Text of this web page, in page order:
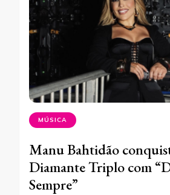
MÚSICA
Manu Bahtidão
Diamante Triplo com
Sempre”